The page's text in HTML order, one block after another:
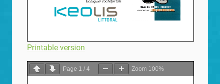
Printable version
Page 1 / 4 Zoom 100%